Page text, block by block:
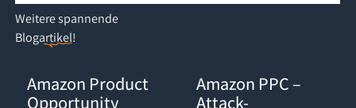
Weiterespannende
Blogartikel!
Amazon Product
Opportunity
Amazon PPC –
Attack-